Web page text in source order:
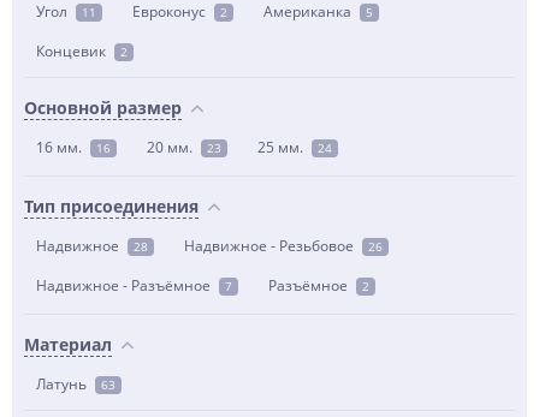
Угол 11 Евроконус 2 Американка 5
Концевик 2
Основной размер
16 мм. 16 20 мм. 23 25 мм. 24
Тип присоединения
Надвижное 28 Надвижное - Резьбовое 26
Надвижное - Разъёмное 7 Разъёмное 2
Материал
Латунь 63